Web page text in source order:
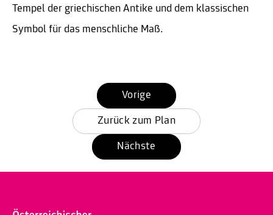
Tempel der griechischen Antike und dem klassischen
Symbol für das menschliche Maß.
Vorige
Zurück zum Plan
Nächste